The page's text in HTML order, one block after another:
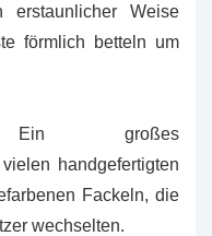
Weise
förmlich betteln um
Ein großes
handgefertigten
Fackeln, die
wechselten.